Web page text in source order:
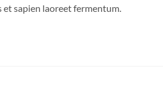
sapien laoreet fermentum.